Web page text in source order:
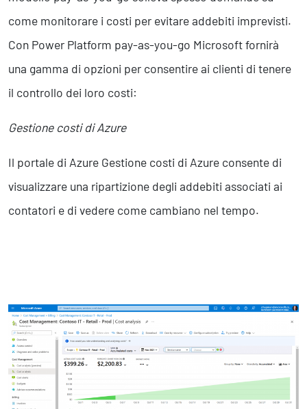
come monitorare i costi per evitare addebiti imprevisti.
Con Power Platform pay-as-you-go Microsoft fornirà
una gamma di opzioni per consentire ai clienti di tenere
il controllo dei loro costi:
Gestione costi di Azure
Il portale di Azure Gestione costi di Azure consente di
visualizzare una ripartizione degli addebiti associati ai
contatori e di vedere come cambiano nel tempo.